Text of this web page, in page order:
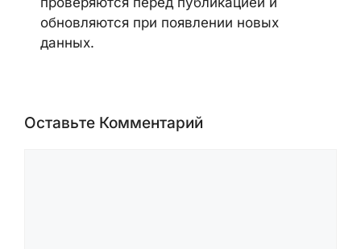
ransomware-активность, AI security,
cloud security и security advisories
вендоров. Материалы готовятся на
отчётов исследователей. Статьи